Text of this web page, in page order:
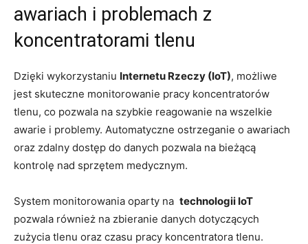
awariach‍ i problemach z
koncentratorami tlenu
Dzięki wykorzystaniu Internetu Rzeczy (IoT), możliwe
⁢jest skuteczne ​monitorowanie pracy⁢ koncentratorów
tlenu, co pozwala ‌na​ szybkie ⁣reagowanie na wszelkie
awarie⁢ i problemy. Automatyczne ‍ostrzeganie o​ awariach
⁣oraz zdalny ‌dostęp do danych ‍pozwala‌ na bieżącą
kontrolę nad sprzętem⁤ medycznym.
System ⁣monitorowania oparty na ‌ technologii IoT
pozwala‍ również na ​zbieranie danych dotyczących
⁢zużycia tlenu⁤ oraz czasu ⁣pracy koncentratora tlenu.